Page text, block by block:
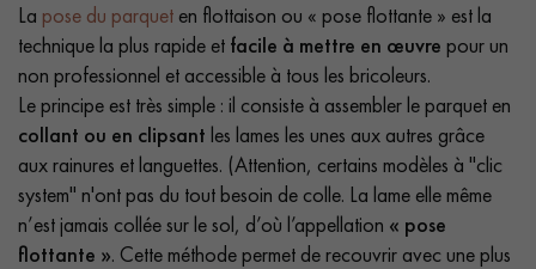
La pose du parquet en flottaison ou « pose flottante » est la
technique la plus rapide et facile à mettre en œuvre pour un
non professionnel et accessible à tous les bricoleurs.
Le principe est très simple : il consiste à assembler le parquet en
collant ou en clipsant les lames les unes aux autres grâce
aux rainures et languettes. (Attention, certains modèles à "clic
system" n'ont pas du tout besoin de colle. La lame elle même
n’est jamais collée sur le sol, d’où l’appellation « pose
flottante ». Cette méthode permet de recouvrir avec une plus